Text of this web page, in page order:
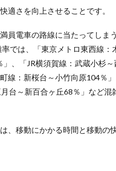
適さを向上させることです。
員電車の路線に当たってしま
では、「東京メトロ東西線：
、「JR横須賀線：武蔵小杉
線：新桜台～小竹向原104％
台～新百合ヶ丘68％」など混
、移動にかかる時間と移動の